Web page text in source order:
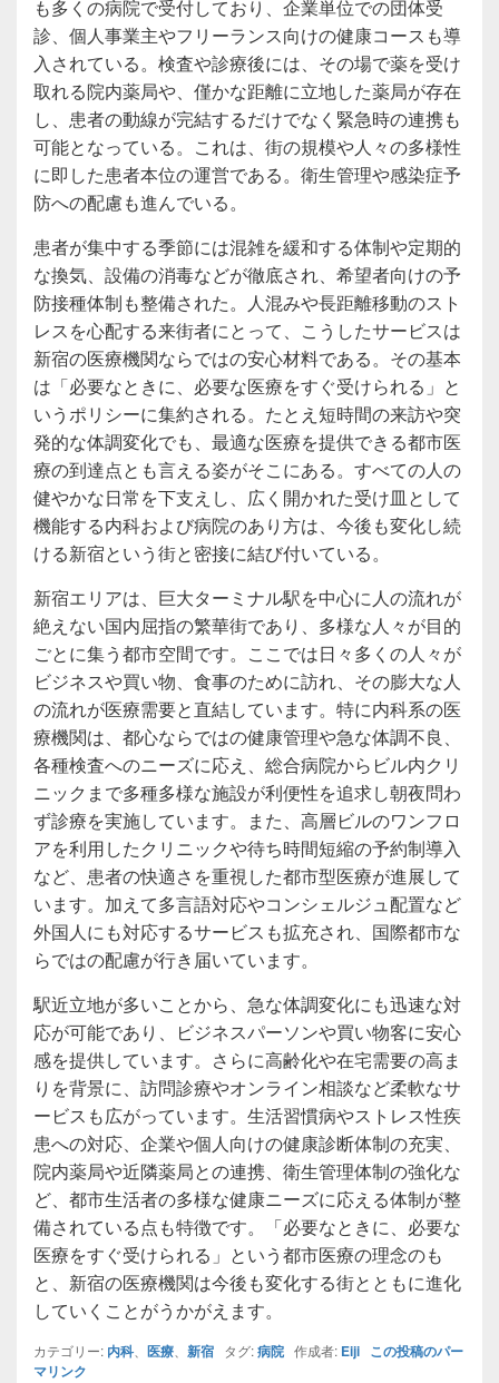
も多くの病院で受付しており、企業単位での団体受
診、個人事業主やフリーランス向けの健康コースも導
入されている。検査や診療後には、その場で薬を受け
取れる院内薬局や、僅かな距離に立地した薬局が存在
し、患者の動線が完結するだけでなく緊急時の連携も
可能となっている。これは、街の規模や人々の多様性
に即した患者本位の運営である。衛生管理や感染症予
防への配慮も進んでいる。
患者が集中する季節には混雑を緩和する体制や定期的
な換気、設備の消毒などが徹底され、希望者向けの予
防接種体制も整備された。人混みや長距離移動のスト
レスを心配する来街者にとって、こうしたサービスは
新宿の医療機関ならではの安心材料である。その基本
は「必要なときに、必要な医療をすぐ受けられる」と
いうポリシーに集約される。たとえ短時間の来訪や突
発的な体調変化でも、最適な医療を提供できる都市医
療の到達点とも言える姿がそこにある。すべての人の
健やかな日常を下支えし、広く開かれた受け皿として
機能する内科および病院のあり方は、今後も変化し続
ける新宿という街と密接に結び付いている。
新宿エリアは、巨大ターミナル駅を中心に人の流れが
絶えない国内屈指の繁華街であり、多様な人々が目的
ごとに集う都市空間です。ここでは日々多くの人々が
ビジネスや買い物、食事のために訪れ、その膨大な人
の流れが医療需要と直結しています。特に内科系の医
療機関は、都心ならではの健康管理や急な体調不良、
各種検査へのニーズに応え、総合病院からビル内クリ
ニックまで多種多様な施設が利便性を追求し朝夜問わ
ず診療を実施しています。また、高層ビルのワンフロ
アを利用したクリニックや待ち時間短縮の予約制導入
など、患者の快適さを重視した都市型医療が進展して
います。加えて多言語対応やコンシェルジュ配置など
外国人にも対応するサービスも拡充され、国際都市な
らではの配慮が行き届いています。
駅近立地が多いことから、急な体調変化にも迅速な対
応が可能であり、ビジネスパーソンや買い物客に安心
感を提供しています。さらに高齢化や在宅需要の高ま
りを背景に、訪問診療やオンライン相談など柔軟なサ
ービスも広がっています。生活習慣病やストレス性疾
患への対応、企業や個人向けの健康診断体制の充実、
院内薬局や近隣薬局との連携、衛生管理体制の強化な
ど、都市生活者の多様な健康ニーズに応える体制が整
備されている点も特徴です。「必要なときに、必要な
医療をすぐ受けられる」という都市医療の理念のも
と、新宿の医療機関は今後も変化する街とともに進化
していくことがうかがえます。
カテゴリー: 内科、 医療 新宿 タグ:病院 作成者: Eiji この投稿のパー
マリンク